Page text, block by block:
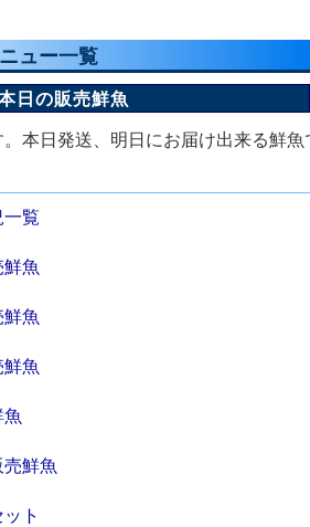
ュー一覧
日の販売鮮魚
本日発送、明日にお届け出来る鮮魚
一覧
鮮魚
鮮魚
鮮魚
魚
売鮮魚
ト